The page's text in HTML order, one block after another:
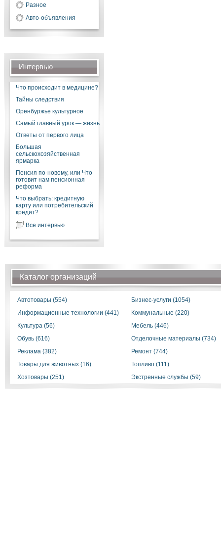
Разное
Авто-объявления
Интервью
Что происходит в медицине?
Тайны следствия
Оренбуржье культурное
Самый главный урок — жизнь
Ответы от первого лица
Большая
сельскохозяйственная
ярмарка
Пенсия по-новому, или Что
готовит нам пенсионная
реформа
Что выбрать: кредитную
карту или потребительский
кредит?
Все интервью
Каталог организаций
Автотовары (554)
Бизнес-услуги (1054)
Информационные технологии (441)
Коммунальные (220)
Культура (56)
Мебель (446)
Обувь (616)
Отделочные материалы (734)
Реклама (382)
Ремонт (744)
Товары для животных (16)
Топливо (111)
Хозтовары (251)
Экстренные службы (59)